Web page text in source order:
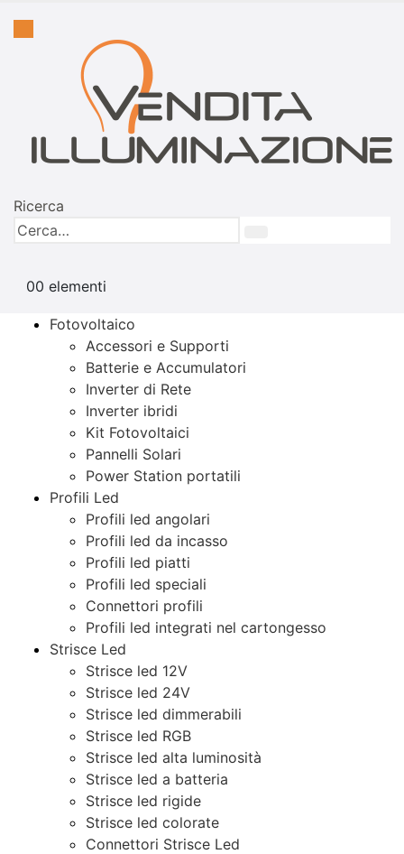
Ricerca
00 elementi
Fotovoltaico
Accessori e Supporti
Batterie e Accumulatori
Inverter di Rete
Inverter ibridi
Kit Fotovoltaici
Pannelli Solari
Power Station portatili
Profili Led
Profili led angolari
Profili led da incasso
Profili led piatti
Profili led speciali
Connettori profili
Profili led integrati nel cartongesso
Strisce Led
Strisce led 12V
Strisce led 24V
Strisce led dimmerabili
Strisce led RGB
Strisce led alta luminosità
Strisce led a batteria
Strisce led rigide
Strisce led colorate
Connettori Strisce Led